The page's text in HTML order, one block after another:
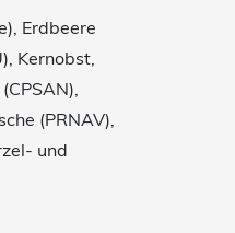
Erdbeere
Kernobst,
(PRNAV),
und